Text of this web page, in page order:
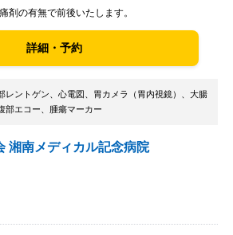
剤の有無で前後いたします。
詳細・予約
レントゲン、心電図、胃カメラ（胃内視鏡）、大腸
部エコー、腫瘍マーカー
湘南メディカル記念病院